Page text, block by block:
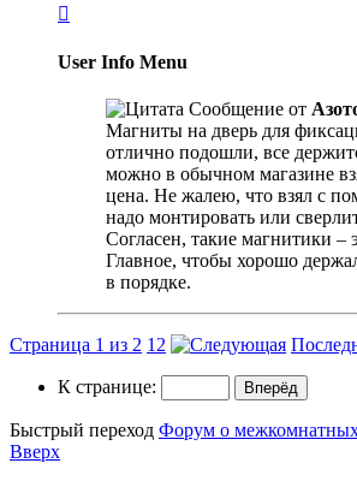

User Info Menu
Сообщение от
Магниты на дверь для
отлично подошли, все
можно в обычном магазине
цена. Не жалею, что взял с
надо монтировать или
Согласен, такие магнитики –
Главное, чтобы хорошо
в порядке.
Страница 1 из 2 1 2
К странице:
Быстрый переход Форум о
Вверх